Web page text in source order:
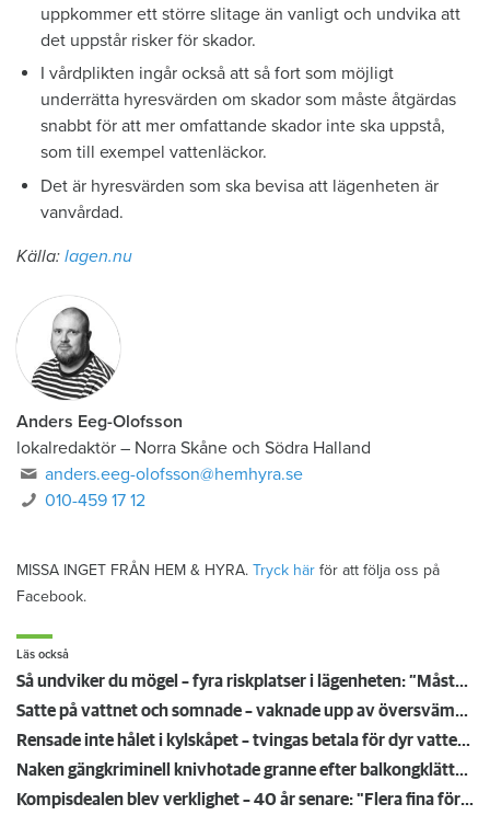
uppkommer ett större slitage än vanligt och undvika att
det uppstår risker för skador.
I vårdplikten ingår också att så fort som möjligt
underrätta hyresvärden om skador som måste åtgärdas
snabbt för att mer omfattande skador inte ska uppstå,
som till exempel vattenläckor.
Det är hyresvärden som ska bevisa att lägenheten är
vanvårdad.
Källa: lagen.nu
Anders Eeg-Olofsson
lokalredaktör – Norra Skåne och Södra Halland
anders.eeg-olofsson@hemhyra.se
010-459 17 12
MISSA INGET FRÅN HEM & HYRA. Tryck här för att följa oss på
Facebook.
Läs också
Så undviker du mögel – fyra riskplatser i lägenheten: ”Måste städa bort”
Satte på vattnet och somnade – vaknade upp av översvämning hos grannen
Rensade inte hålet i kylskåpet – tvingas betala för dyr vattenskada
Naken gängkriminell knivhotade granne efter balkongklättring
Kompisdealen blev verklighet – 40 år senare: "Flera fina fördelar med att dela bostad"